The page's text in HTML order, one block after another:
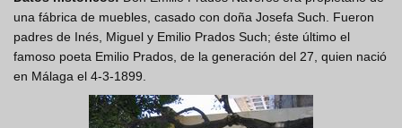
una fábrica de muebles, casado con doña Josefa Such. Fueron
padres de Inés, Miguel y Emilio Prados Such; éste último el
famoso poeta Emilio Prados, de la generación del 27, quien nació
en Málaga el 4-3-1899.